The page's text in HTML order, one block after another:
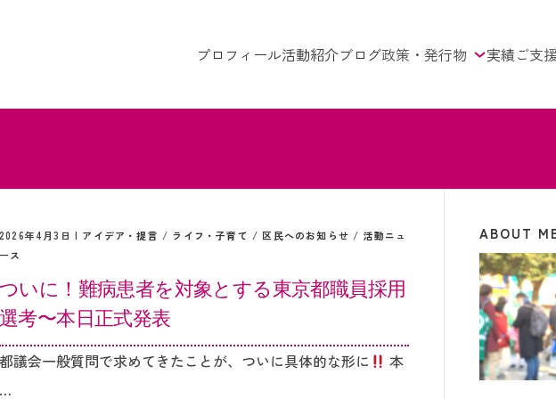
プロフィール活動紹介ブログ政策・発行物 実績ご支
2026年4月3日 | アイデア・提言 / ライフ・子育て / 区民へのお知らせ / 活動ニュ
ース
ついに！難病患者を対象とする東京都職員採用
選考〜本日正式発表
都議会一般質問で求めてきたことが、ついに具体的な形に
本
…
ABOUT